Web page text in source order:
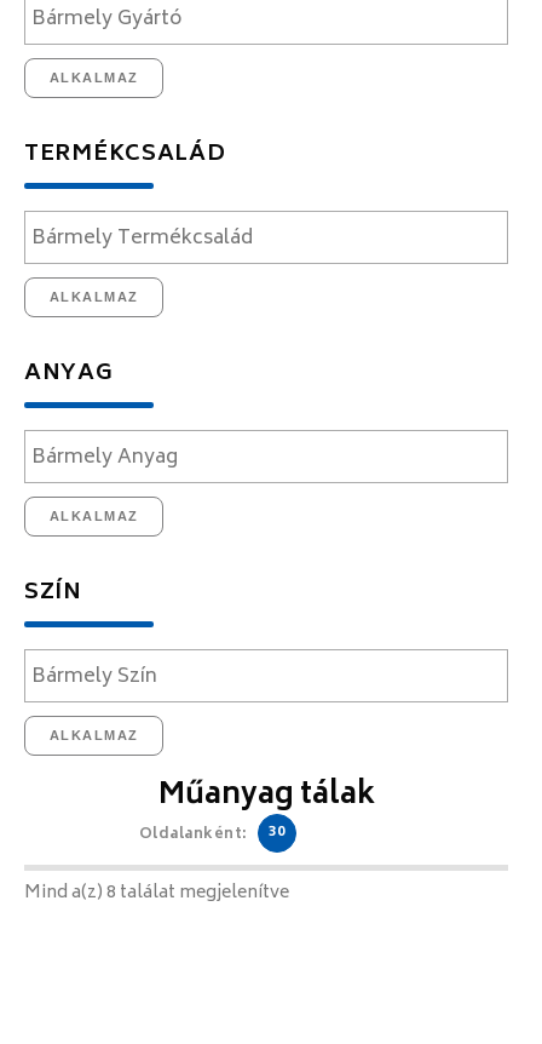
ALKALMAZ
TERMÉKCSALÁD
ALKALMAZ
ANYAG
ALKALMAZ
SZÍN
ALKALMAZ
Műanyag tálak
Oldalanként: 30
Mind a(z) 8 találat megjelenítve